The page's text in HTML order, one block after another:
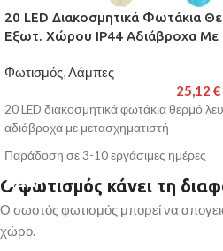
20 LED Διακοσμητικά Φωτάκια
Εξωτ. Χώρου IP44 Αδιάβροχα Με
Φωτισμός,Λάμπες
25,12 €
20 LED διακοσμητικά φωτάκια θερμό
αδιάβροχα με μετασχηματιστή
Παράδοση σε 3-10 εργάσιμες ημέρες
Ο φωτισμός κάνει τη
Ο σωστός φωτισμός μπορεί να
χώρο.